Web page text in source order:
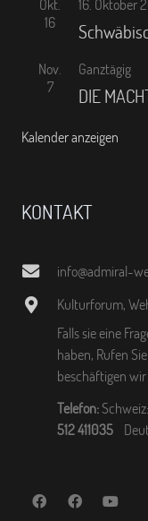
Okt.
16
16. Oktober
Nov.
7
Ganztägig
DIE
Kalender anzeigen
KONTAKT
info@admiral-
Kulturforum,
Falls sie eine
haben, Rufen
beschäftigen
Telefon:Schweiz:
512 411035